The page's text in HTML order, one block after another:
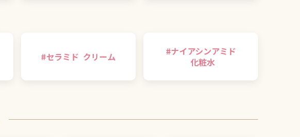
#セラミド クリーム #ナイアシンアミド
化粧水